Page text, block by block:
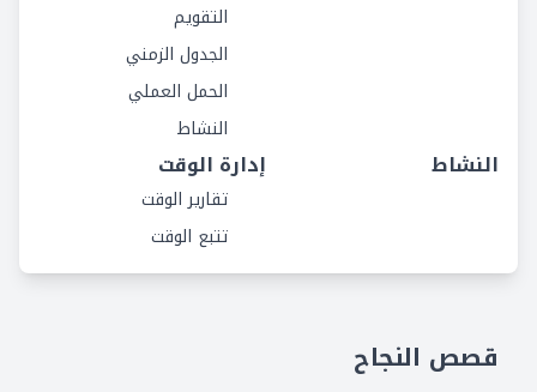
التقويم
الجدول الزمني
الحمل العملي
النشاط
النشاط إدارة الوقت
تقارير الوقت
تتبع الوقت
قصص النجاح